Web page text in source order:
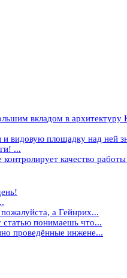
вкладом в архитектуру
видовую площадку над ней
...
контролирует качество
а Гейнрих...
статью понимаешь что...
проведённые инжене...